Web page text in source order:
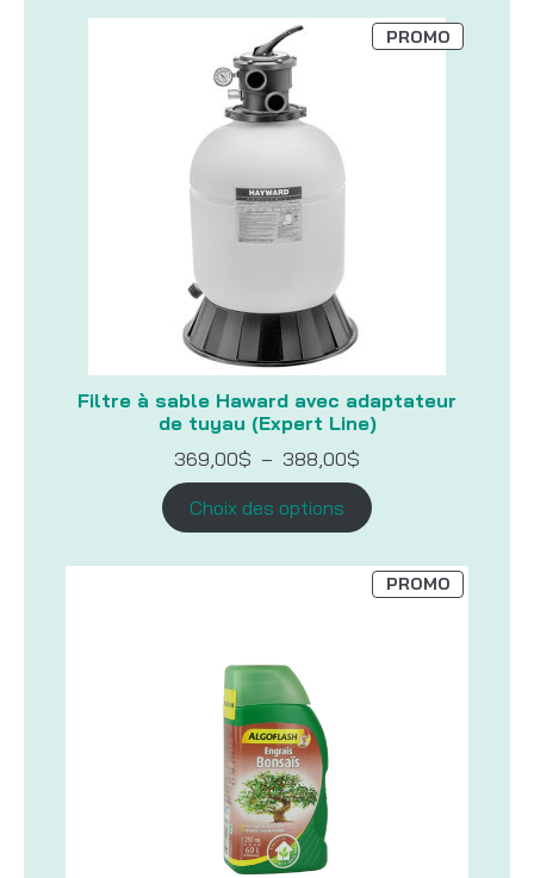
Filtre à sable Haward avec adaptateur
de tuyau (Expert Line)
PROMOPRODUIT
EN
369,00$ – 388,00$
prix :
369,00$
à
Choix des options
PROMOPRODUIT
EN